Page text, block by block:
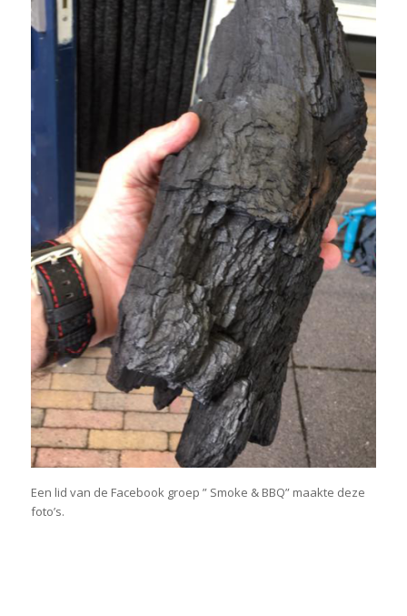
Een lid van de Facebook groep ” Smoke & BBQ” maakte deze
foto’s.